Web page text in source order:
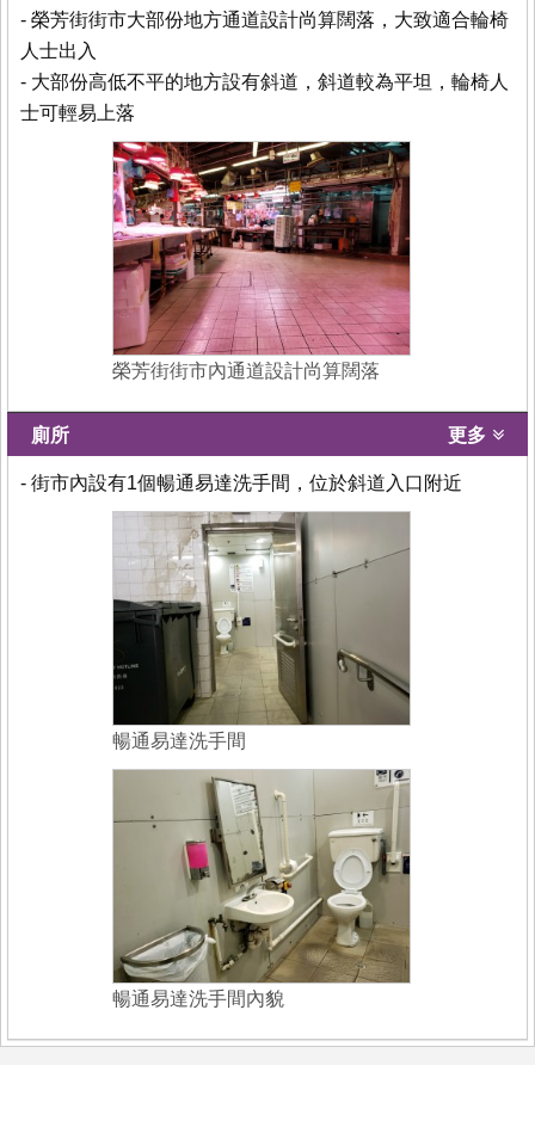
- 榮芳街街市大部份地方通道設計尚算闊落，大致適合輪椅
人士出入
- 大部份高低不平的地方設有斜道，斜道較為平坦，輪椅人
士可輕易上落
榮芳街街市內通道設計尚算闊落
廁所 更多
- 街市內設有1個暢通易達洗手間，位於斜道入口附近
暢通易達洗手間
暢通易達洗手間內貌